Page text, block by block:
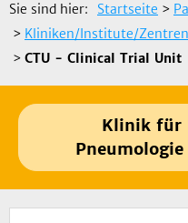
Sie sind hier: Startseite >
> Kliniken/Institute/Zentren
> CTU - Clinical Trial Unit
Klinik für